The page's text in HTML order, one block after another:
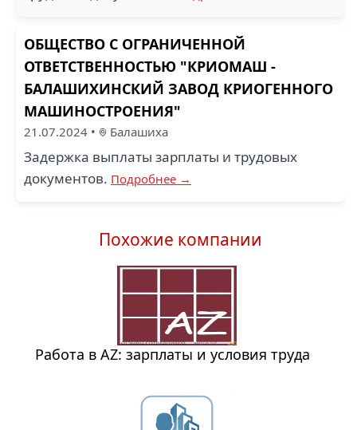
ОБЩЕСТВО С ОГРАНИЧЕННОЙ
ОТВЕТСТВЕННОСТЬЮ "КРИОМАШ -
БАЛАШИХИНСКИЙ ЗАВОД КРИОГЕННОГО
МАШИНОСТРОЕНИЯ"
21.07.2024 • Балашиха
Задержка выплаты зарплаты и трудовых
документов. Подробнее →
Похожие компании
Работа в AZ: зарплаты и условия труда